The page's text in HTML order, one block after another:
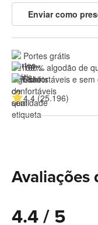
Enviar como
Portes grátis
100% algodão de
Confortáveis e sem
4.4 (25.196)
Avaliações
4.4 / 5